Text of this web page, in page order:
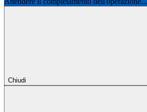
Chiudi